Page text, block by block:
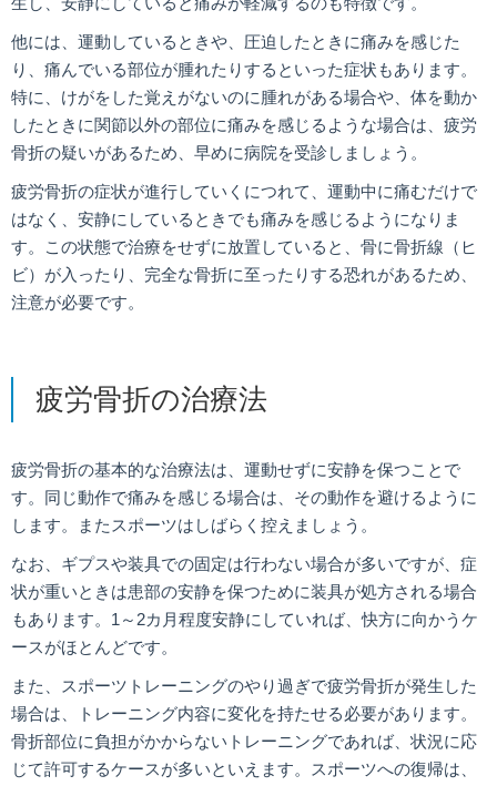
他には、運動しているときや、圧迫したときに痛みを感じた
り、痛んでいる部位が腫れたりするといった症状もあります。
特に、けがをした覚えがないのに腫れがある場合や、体を動か
したときに関節以外の部位に痛みを感じるような場合は、疲労
骨折の疑いがあるため、早めに病院を受診しましょう。
疲労骨折の症状が進行していくにつれて、運動中に痛むだけで
はなく、安静にしているときでも痛みを感じるようになりま
す。この状態で治療をせずに放置していると、骨に骨折線（ヒ
ビ）が入ったり、完全な骨折に至ったりする恐れがあるため、
注意が必要です。
疲労骨折の治療法
疲労骨折の基本的な治療法は、運動せずに安静を保つことで
す。同じ動作で痛みを感じる場合は、その動作を避けるように
します。またスポーツはしばらく控えましょう。
なお、ギプスや装具での固定は行わない場合が多いですが、症
状が重いときは患部の安静を保つために装具が処方される場合
もあります。1～2カ月程度安静にしていれば、快方に向かうケ
ースがほとんどです。
また、スポーツトレーニングのやり過ぎで疲労骨折が発生した
場合は、トレーニング内容に変化を持たせる必要があります。
骨折部位に負担がかからないトレーニングであれば、状況に応
じて許可するケースが多いといえます。スポーツへの復帰は、